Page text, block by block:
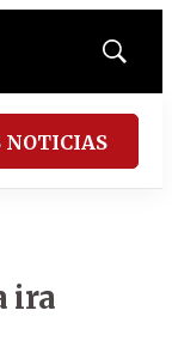
Mostrar
ira